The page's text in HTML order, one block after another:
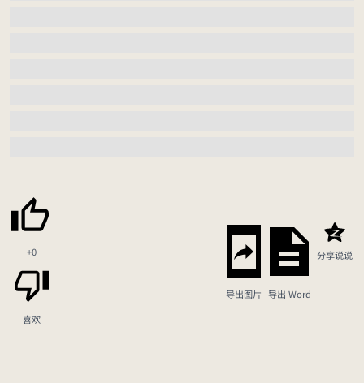
+0
喜欢
导出图片 导出 Word
分享说说